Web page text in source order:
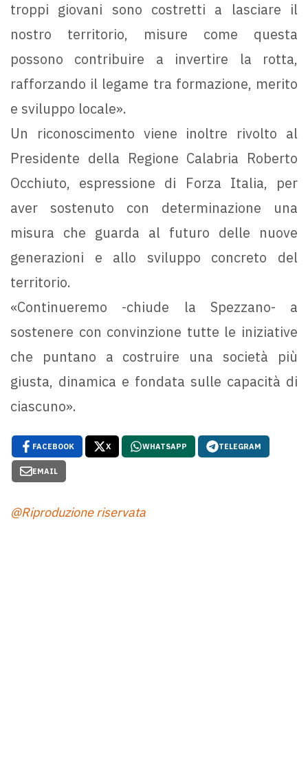
troppi giovani sono costretti a lasciare il
nostro territorio, misure come questa
possono contribuire a invertire la rotta,
rafforzando il legame tra formazione, merito
e sviluppo locale».
Un riconoscimento viene inoltre rivolto al
Presidente della Regione Calabria Roberto
Occhiuto, espressione di Forza Italia, per
aver sostenuto con determinazione una
misura che guarda al futuro delle nuove
generazioni e allo sviluppo concreto del
territorio.
«Continueremo -chiude la Spezzano- a
sostenere con convinzione tutte le iniziative
che puntano a costruire una società più
giusta, dinamica e fondata sulle capacità di
ciascuno».
FACEBOOK X WHATSAPP TELEGRAM
EMAIL
@Riproduzione riservata